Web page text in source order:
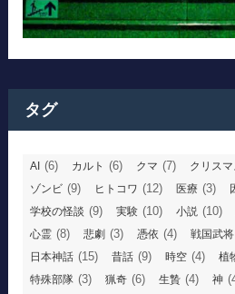
タグ
AI (6) カルト (6) クマ (7) クリスマ
ゾンビ (9) ヒトコワ (12) 医療 (3)
学校の怪談 (9) 実験 (10) 小説 (10)
心霊 (8) 悲劇 (3) 憑依 (4) 戦国武将
日本神話 (15) 昔話 (9) 時空 (4) 植
特殊部隊 (3) 猟奇 (6) 生贄 (4) 神